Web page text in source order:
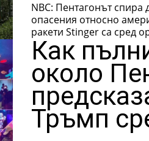
NBC: Пентагонът
опасения относно американските
ракети Stinger са сред
Как
около
Тръмп